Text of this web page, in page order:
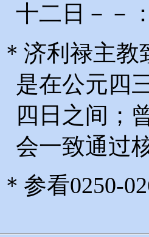
十二日－－
＊济利禄主
是在公元四
四日之间；
会一致通过
＊参看0250-